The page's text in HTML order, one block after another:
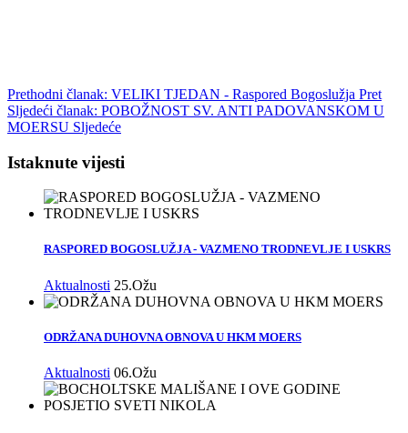
Prethodni članak: VELIKI TJEDAN - Raspored Bogoslužja Pret
Sljedeći članak: POBOŽNOST SV. ANTI PADOVANSKOM U
MOERSU Sljedeće
Istaknute vijesti
RASPORED BOGOSLUŽJA - VAZMENO TRODNEVLJE I USKRS
Aktualnosti 25.Ožu
ODRŽANA DUHOVNA OBNOVA U HKM MOERS
Aktualnosti 06.Ožu